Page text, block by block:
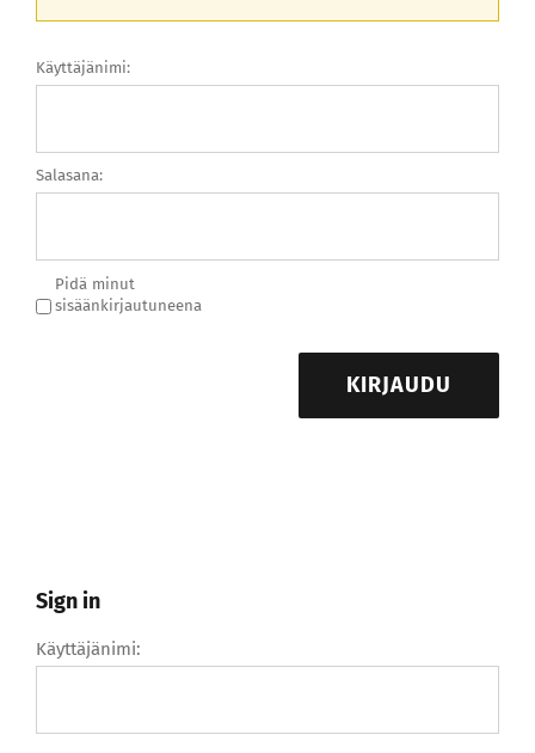
Käyttäjänimi:
Salasana:
Pidä minut
sisäänkirjautuneena
KIRJAUDU
Sign in
Käyttäjänimi: